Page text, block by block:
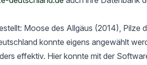
Moose des Allgäus (2014), Pilze
konnte eigens angewählt
effektiv. Hier konnte mit der